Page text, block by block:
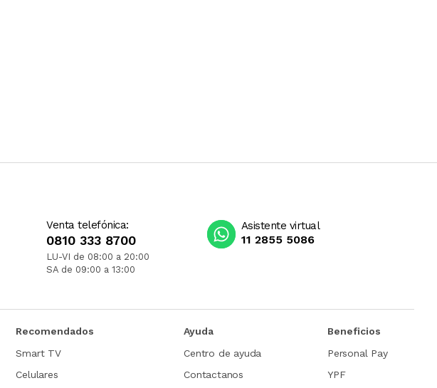
Venta telefónica:
0810 333 8700
LU-VI de 08:00 a 20:00
SA de 09:00 a 13:00
Asistente virtual
11 2855 5086
Recomendados
Smart TV
Celulares
Ayuda
Centro de ayuda
Contactanos
Beneficios
Personal Pay
YPF